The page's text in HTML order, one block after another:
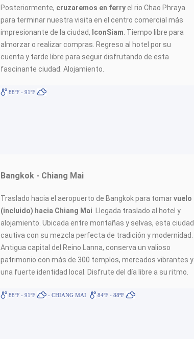
Posteriormente, cruzaremos en ferry el rio Chao Phraya
para terminar nuestra visita en el centro comercial más
impresionante de la ciudad, IconSiam . Tiempo libre para
almorzar o realizar compras. Regreso al hotel por su
cuenta y tarde libre para seguir disfrutando de esta
fascinante ciudad. Alojamiento.
88ºF - 91ºF
Bangkok - Chiang Mai
Traslado hacia el aeropuerto de Bangkok para tomarvuelo
(incluido) hacia Chiang Mai . Llegada traslado al hotel y
alojamiento. Ubicada entre montañas y selvas, esta ciudad
cautiva con su mezcla perfecta de tradición y modernidad.
Antigua capital del Reino Lanna, conserva un valioso
patrimonio con más de 300 templos, mercados vibrantes y
una fuerte identidad local. Disfrute del día libre a su ritmo.
88ºF - 91ºF - CHIANG MAI 84ºF - 88ºF